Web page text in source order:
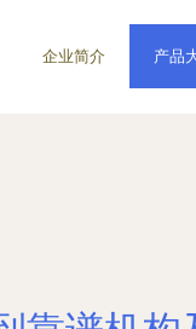
企业简介 产品